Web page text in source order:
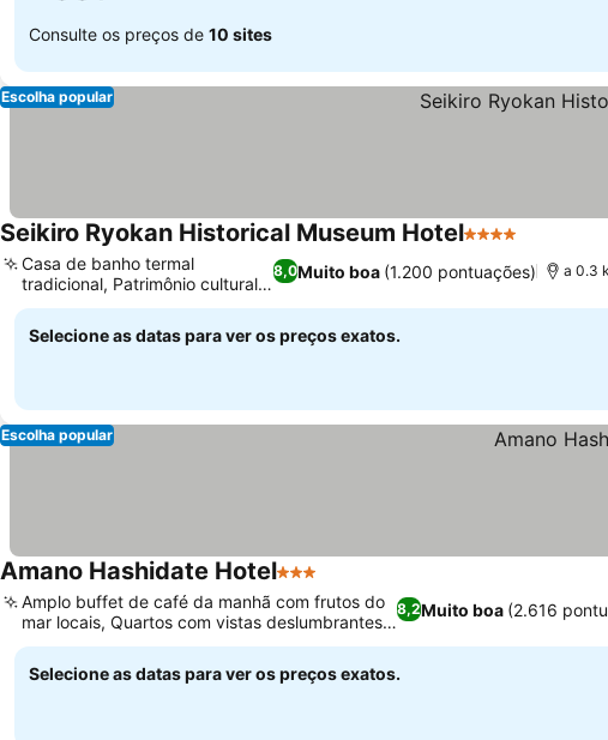
Consulte os preços de 10 sites
Escolha popular
Seikiro Ryokan Historical Museum Hotel4 Estrelas
8,0Muito boa (1.200 pontuações)
Casa de banho termal
tradicional, Patrimônio cultural
tangível
a 0.3
Selecione as datas para ver os preços exatos.
Escolha popular
Amano Hashidate Hotel3 Estrelas
8,2Muito boa (2.616
Amplo buffet de café da manhã com frutos do
mar locais, Quartos com vistas deslumbrantes
para o mar e o lago
Selecione as datas para ver os preços exatos.